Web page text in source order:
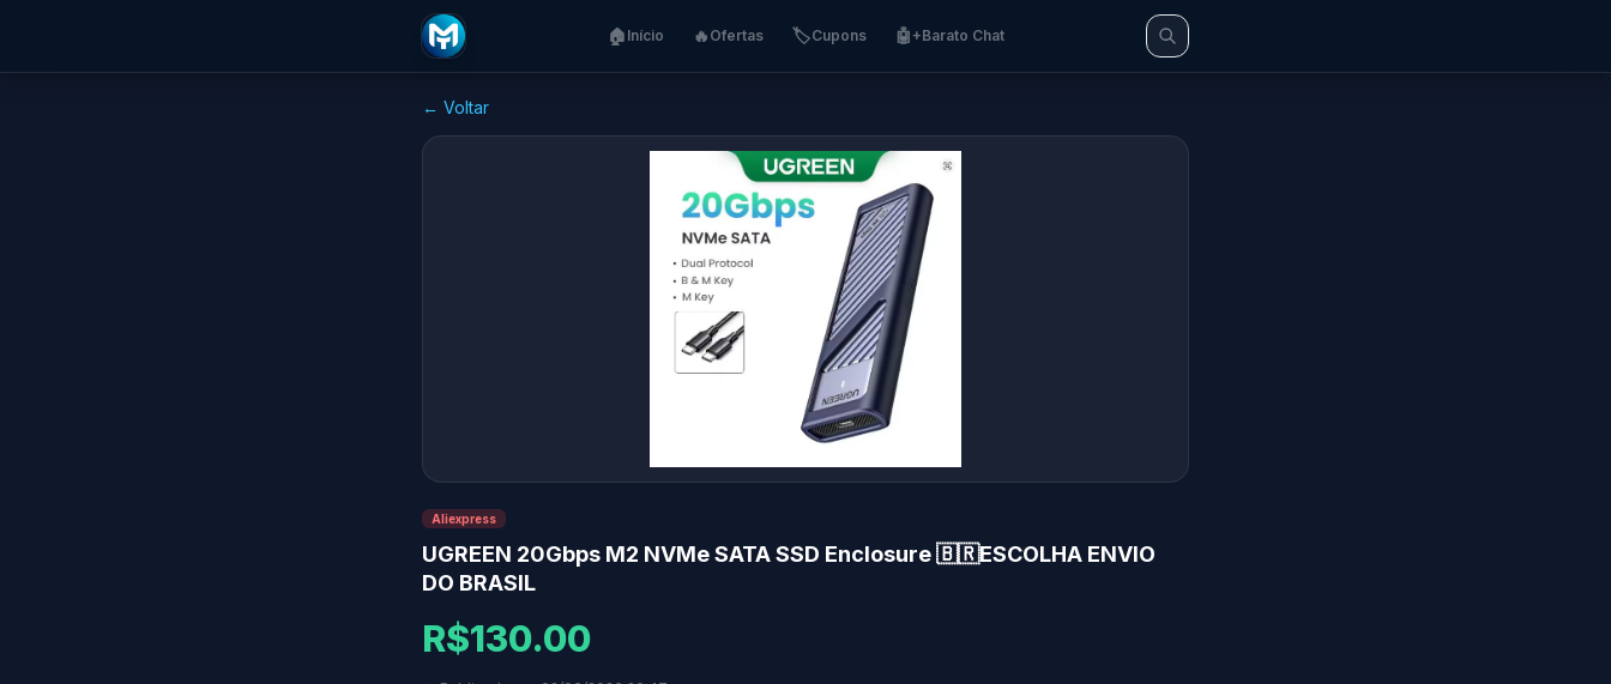
🏠 Início 🔥 Ofertas 🏷️Cupons 🤖+Barato Chat
← Voltar
Aliexpress
UGREEN 20Gbps M2 NVMe SATA SSD Enclosure 🇧🇷ESCOLHA ENVIO
DO BRASIL
R$130.00